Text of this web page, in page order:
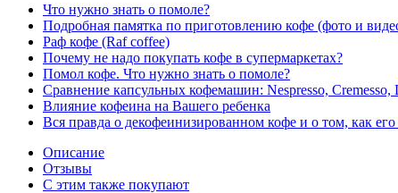
Что нужно знать о помоле?
Подробная памятка по приготовлению кофе (фото и
Раф кофе (Raf coffee)
Почему не надо покупать кофе в супермаркетах?
Помол кофе. Что нужно знать о помоле?
Сравнение капсульных кофемашин: Nespresso, Cremesso,
Влияние кофеина на Вашего ребенка
Вся правда о декофеинизированном кофе и о том, как его
Описание
Отзывы
С этим также покупают